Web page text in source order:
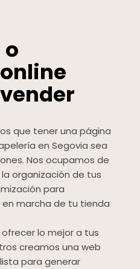
que tener una página
en Segovia sea
Nos ocupamos de
organización de tus
para
marcha de tu tienda
lo mejor a tus
creamos una web
para generar